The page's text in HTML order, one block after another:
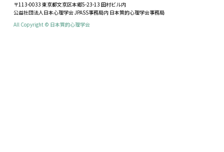
〒113-0033 東京都文京区本郷5-23-13 田村ビル内
公益社団法人日本心理学会 JPASS事務局内 日本質的心理学会事務局
All Copyright © 日本質的心理学会